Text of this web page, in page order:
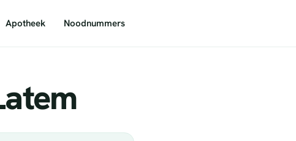
Apotheek Noodnummers